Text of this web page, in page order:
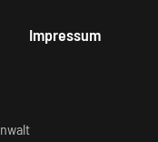
Impressum